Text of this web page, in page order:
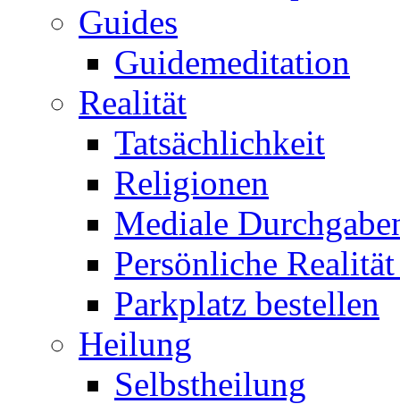
Guides
Guidemeditation
Realität
Tatsächlichkeit
Religionen
Mediale
Persönliche
Parkplatz bestellen
Heilung
Selbstheilung